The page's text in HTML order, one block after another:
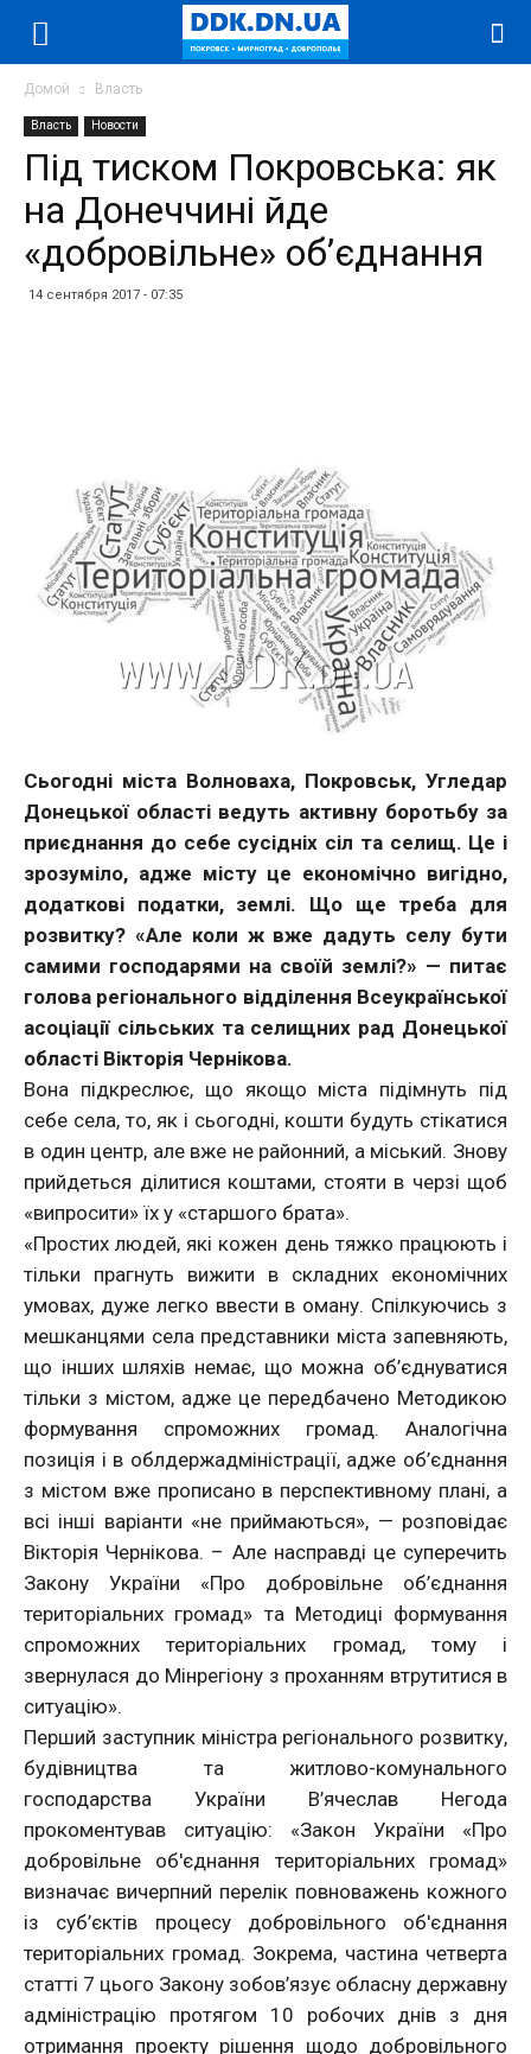
Домой Власть
Власть Новости
Під тиском Покровська: як
на Донеччині йде
«добровільне» об’єднання
14 сентября 2017 - 07:35
Сьогодні міста Волноваха, Покровськ, Угледар
Донецької області ведуть активну боротьбу за
приєднання до себе сусідніх сіл та селищ. Це і
зрозуміло, адже місту це економічно вигідно,
додаткові податки, землі. Що ще треба для
розвитку? «Але коли ж вже дадуть селу бути
самими господарями на своїй землі?» — питає
голова регіонального відділення Всеукраїнської
асоціації сільських та селищних рад Донецької
області Вікторія Чернікова.
Вона підкреслює, що якощо міста підімнуть під
себе села, то, як і сьогодні, кошти будуть стікатися
в один центр, але вже не районний, а міський. Знову
прийдеться ділитися коштами, стояти в черзі щоб
«випросити» їх у «старшого брата».
«Простих людей, які кожен день тяжко працюють і
тільки прагнуть вижити в складних економічних
умовах, дуже легко ввести в оману. Спілкуючись з
мешканцями села представники міста запевняють,
що інших шляхів немає, що можна об’єднуватися
тільки з містом, адже це передбачено Методикою
формування спроможних громад. Аналогічна
позиція і в облдержадміністрації, адже об’єднання
з містом вже прописано в перспективному плані, а
всі інші варіанти «не приймаються», — розповідає
Вікторія Чернікова. – Але насправді це суперечить
Закону України «Про добровільне об’єднання
територіальних громад» та Методиці формування
спроможних територіальних громад, тому і
звернулася до Мінрегіону з проханням втрутитися в
ситуацію».
Перший заступник міністра регіонального розвитку,
будівництва та житлово-комунального
господарства України В’ячеслав Негода
прокоментував ситуацію: «Закон України «Про
добровільне об'єднання територіальних громад»
визначає вичерпний перелік повноважень кожного
із суб’єктів процесу добровільного об'єднання
територіальних громад. Зокрема, частина четверта
статті 7 цього Закону зобов’язує обласну державну
адміністрацію протягом 10 робочих днів з дня
отримання проекту рішення щодо добровільного